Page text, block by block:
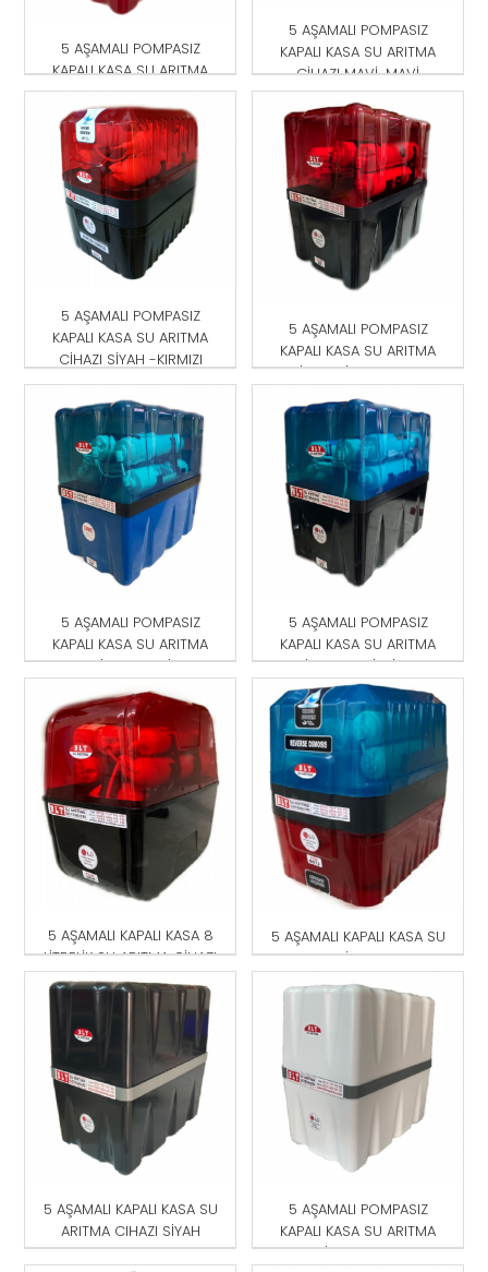
5 AŞAMALI POMPASIZ
KAPALI KASA SU ARITMA
CİHAZI KIRMIZI
5 AŞAMALI POMPASIZ
KAPALI KASA SU ARITMA
CİHAZI MAVİ-MAVİ
5 AŞAMALI POMPASIZ
KAPALI KASA SU ARITMA
CİHAZI SİYAH -KIRMIZI
5 AŞAMALI POMPASIZ
KAPALI KASA SU ARITMA
CİHAZI SİYAH-KIRMIZI
5 AŞAMALI POMPASIZ
KAPALI KASA SU ARITMA
CİHAZI MAVİ
5 AŞAMALI POMPASIZ
KAPALI KASA SU ARITMA
CİHAZI MAVİ-SİYAH
5 AŞAMALI KAPALI KASA 8
LİTRELİK SU ARITMA CİHAZI
5 AŞAMALI KAPALI KASA SU
ARITMA CİHAZI KIRMIZI-
MAVİ
5 AŞAMALI KAPALI KASA SU
ARITMA CIHAZI SİYAH
5 AŞAMALI POMPASIZ
KAPALI KASA SU ARITMA
CİHAZI BEYAZ